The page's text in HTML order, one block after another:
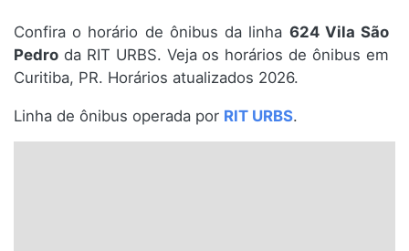
Rio de Janeiro
Confira o horário de ônibus da linha 624 Vila São
Pedro da RIT URBS. Veja os horários de ônibus em
Curitiba, PR. Horários atualizados 2026.
Linha de ônibus operada por RIT URBS.